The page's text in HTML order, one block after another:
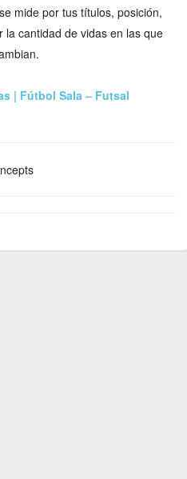
mide por tus títulos, posición,
cantidad de vidas en las que
| Fútbol Sala – Futsal